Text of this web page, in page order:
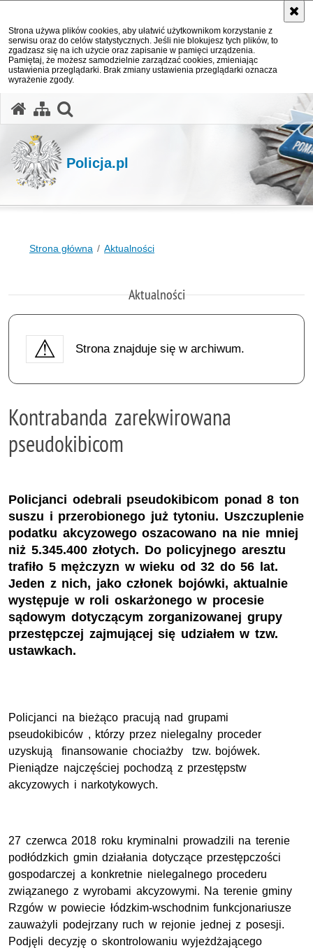
Strona używa plików cookies, aby ułatwić użytkownikom korzystanie z
serwisu oraz do celów statystycznych. Jeśli nie blokujesz tych plików, to
zgadzasz się na ich użycie oraz zapisanie w pamięci urządzenia.
Pamiętaj, że możesz samodzielnie zarządzać cookies, zmieniając
ustawienia przeglądarki. Brak zmiany ustawienia przeglądarki oznacza
wyrażenie zgody.
Policja.pl
Strona główna Aktualności
Aktualności
Strona znajduje się w archiwum.
Kontrabanda zarekwirowana
pseudokibicom
Policjanci odebrali pseudokibicom ponad 8 ton
suszu i przerobionego już tytoniu. Uszczuplenie
podatku akcyzowego oszacowano na nie mniej
niż 5.345.400 złotych. Do policyjnego aresztu
trafiło 5 mężczyzn w wieku od 32 do 56 lat.
Jeden z nich, jako członek bojówki, aktualnie
występuje w roli oskarżonego w procesie
sądowym dotyczącym zorganizowanej grupy
przestępczej zajmującej się udziałem w tzw.
ustawkach.
Policjanci na bieżąco pracują nad grupami
pseudokibiców , którzy przez nielegalny proceder
uzyskują finansowanie chociażby tzw. bojówek.
Pieniądze najczęściej pochodzą z przestępstw
akcyzowych i narkotykowych.
27 czerwca 2018 roku kryminalni prowadzili na terenie
podłódzkich gmin działania dotyczące przestępczości
gospodarczej a konkretnie nielegalnego procederu
związanego z wyrobami akcyzowymi. Na terenie gminy
Rzgów w powiecie łódzkim-wschodnim funkcjonariusze
zauważyli podejrzany ruch w rejonie jednej z posesji.
Podjęli decyzję o skontrolowaniu wyjeżdżającego